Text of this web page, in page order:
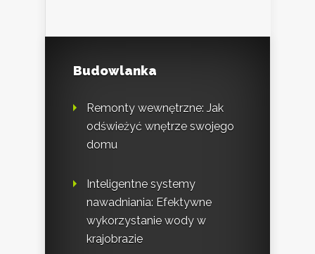
Budowlanka
Remonty wewnętrzne: Jak
odświeżyć wnętrze swojego
domu
Inteligentne systemy
nawadniania: Efektywne
wykorzystanie wody w
krajobrazie